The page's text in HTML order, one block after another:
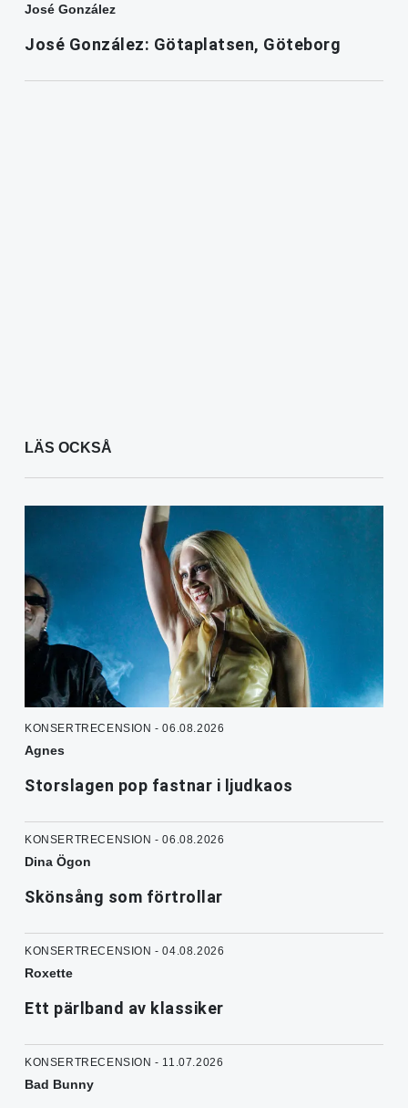
José González
José González: Götaplatsen, Göteborg
LÄS OCKSÅ
KONSERTRECENSION - 06.08.2026
Agnes
Storslagen pop fastnar i ljudkaos
KONSERTRECENSION - 06.08.2026
Dina Ögon
Skönsång som förtrollar
KONSERTRECENSION - 04.08.2026
Roxette
Ett pärlband av klassiker
KONSERTRECENSION - 11.07.2026
Bad Bunny